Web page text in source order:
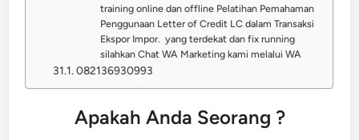
training online dan offline Pelatihan Pemahaman
Penggunaan Letter of Credit LC dalam Transaksi
Ekspor Impor. yang terdekat dan fix running
silahkan Chat WA Marketing kami melalui WA
082136930993
Apakah Anda Seorang ?